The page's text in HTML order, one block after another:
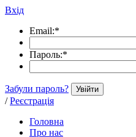
Вхід
Email:*
Пароль:*
Забули пароль? Увійти
/ Реєстрація
Головна
Про нас